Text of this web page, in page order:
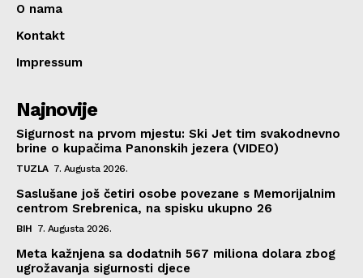
O nama
Kontakt
Impressum
Najnovije
Sigurnost na prvom mjestu: Ski Jet tim svakodnevno
brine o kupačima Panonskih jezera (VIDEO)
TUZLA 7. Augusta 2026.
Saslušane još četiri osobe povezane s Memorijalnim
centrom Srebrenica, na spisku ukupno 26
BIH 7. Augusta 2026.
Meta kažnjena sa dodatnih 567 miliona dolara zbog
ugrožavanja sigurnosti djece